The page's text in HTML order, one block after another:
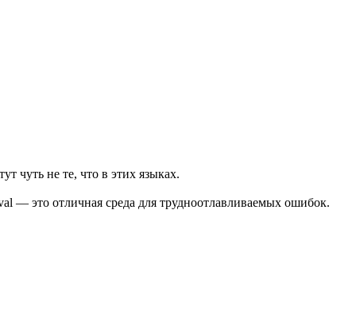
чуть не те, что в этих языках.
— это отличная среда для трудноотлавливаемых ошибок.